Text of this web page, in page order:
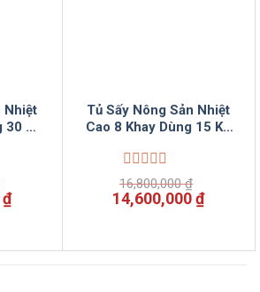
Nhiệt
Kg
₫Giá
hiện
Tủ Sấy Nông Sản Nhiệt
Cao 8 Khay Dùng 15 Kg
Động Inox 2 Lớp VinSun
Được
xếp
hạng
sao
16,800,000₫
Giá
gốc
14,600,000₫Giá